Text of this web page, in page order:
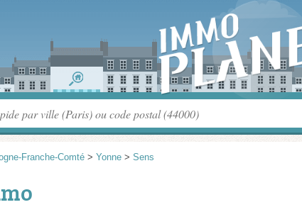
Franche-Comté > Yonne > Sens